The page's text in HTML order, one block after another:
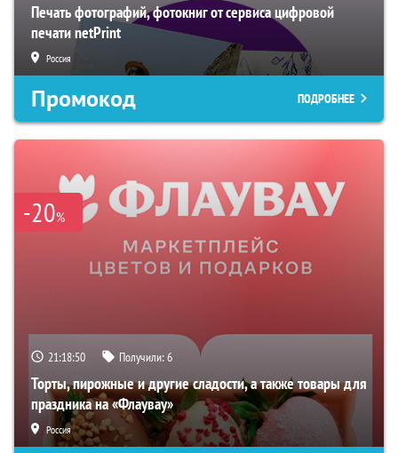
Печать фотографий, фотокниг от сервиса цифровой
печати netPrint
Россия
Промокод ПОДРОБНЕЕ
-20%
21:18:49 Получили:6
Торты, пирожные и другие сладости, а также товары для
праздника на «Флаувау»
Россия